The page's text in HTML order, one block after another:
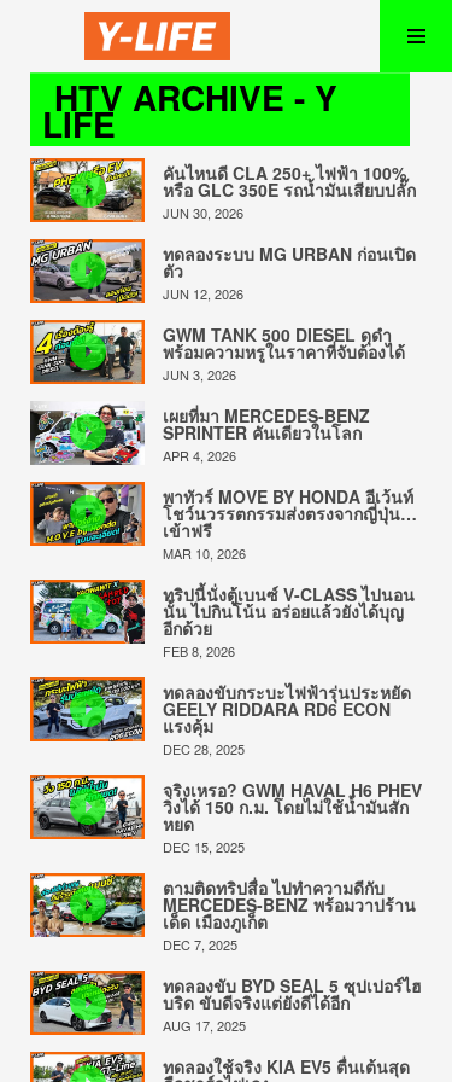
HTV ARCHIVE - Y
LIFE
คันไหนดี CLA 250+ ไฟฟ้า 100%
หรือ GLC 350E รถน้ำมันเสียบปลั๊ก
JUN 30, 2026
ทดลองระบบ MG URBAN ก่อนเปิด
ตัว
JUN 12, 2026
GWM TANK 500 DIESEL ดุดำ
พร้อมความหรูในราคาที่จับต้องได้
JUN 3, 2026
เผยที่มา MERCEDES-BENZ
SPRINTER คันเดียวในโลก
APR 4, 2026
พาทัวร์ MOVE BY HONDA อีเว้นท์
โชว์นวรรตกรรมส่งตรงจากญี่ปุ่น…
เข้าฟรี
MAR 10, 2026
ทริปนี้นั่งตู้เบนซ์ V-CLASS ไปนอน
นั้น ไปกินโน้น อร่อยแล้วยังได้บุญ
อีกด้วย
FEB 8, 2026
ทดลองขับกระบะไฟฟ้ารุ่นประหยัด
GEELY RIDDARA RD6 ECON
แรงคุ้ม
DEC 28, 2025
จริงเหรอ? GWM HAVAL H6 PHEV
วิ่งได้ 150 ก.ม. โดยไม่ใช้น้ำมันสัก
หยด
DEC 15, 2025
ตามติดทริปสื่อ ไปทำความดีกับ
MERCEDES-BENZ พร้อมวาปร้าน
เด็ด เมืองภูเก็ต
DEC 7, 2025
ทดลองขับ BYD SEAL 5 ซุปเปอร์ไฮ
บริด ขับดีจริงแต่ยังดีได้อีก
AUG 17, 2025
ทดลองใช้จริง KIA EV5 ตื่นเต้นสุด